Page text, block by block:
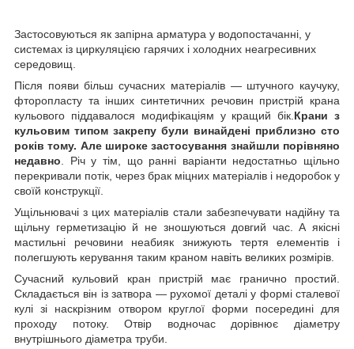
Застосовуються як запірна арматура у водопостачанні, у
системах із циркуляцією гарячих і холодних неагресивних
середовищ.
Після появи більш сучасних матеріалів — штучного каучуку,
фторопласту та інших синтетичних речовин пристрій крана
кульового піддавалося модифікаціям у кращий бік. Крани з
кульовим типом закрепу були винайдені приблизно сто
років тому. Але широке застосування знайшли порівняно
недавно . Річ у тім, що ранні варіанти недостатньо щільно
перекривали потік, через брак міцних матеріалів і недоробок у
своїй конструкції.
Ущільнювачі з цих матеріалів стали забезпечувати надійну та
щільну герметизацію й не зношуються довгий час. А якісні
мастильні речовини неабияк знижують тертя елементів і
полегшують керування таким краном навіть великих розмірів.
Сучасний кульовий кран пристрій має гранично простий.
Складається він із затвора — рухомої деталі у формі сталевої
кулі зі наскрізним отвором круглої форми посередині для
проходу потоку. Отвір водночас дорівнює діаметру
внутрішнього діаметра труби.